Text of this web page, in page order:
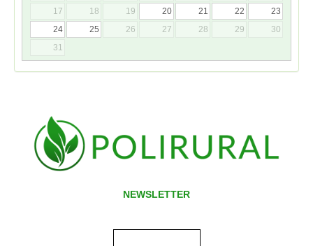
17
18 19 20 21 22
23
24
25 26 27 28 29
30
31
NEWSLETTER